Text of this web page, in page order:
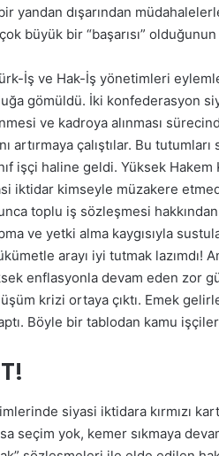
yandan dışarından
büyük bir “başarısı” olduğunun
İş ve Hak-İş yönetimleri
gömüldü. İki konfederasyon
ve kadroya alınması
çalıştılar. Bu tutumları
işçi haline geldi. Yüksek
iktidar kimseyle müzakere
toplu iş sözleşmesi
ve yetki alma kaygısıyla
arayı iyi tutmak lazımdı!
enflasyonla devam eden zor
krizi ortaya çıktı. Emek
Böyle bir tablodan kamu işçileri
siyasi iktidara kırmızı
seçim yok, kemer sıkmaya